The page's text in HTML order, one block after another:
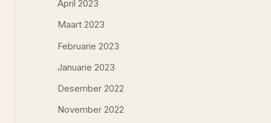
April 2023
Maart 2023
Februarie 2023
Januarie 2023
Desember 2022
November 2022